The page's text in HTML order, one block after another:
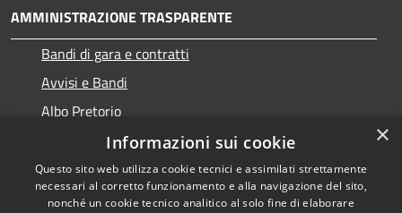
AMMINISTRAZIONE TRASPARENTE
Bandi di gara e contratti
Avvisi e Bandi
Albo Pretorio
Copyright © 2026 • Comune di
×
Informazioni sui cookie
Questo sito web utilizza cookie tecnici e assimilati strettamente
necessari al corretto funzionamento e alla navigazione del sito,
nonché un cookie tecnico analitico al solo fine di elaborare